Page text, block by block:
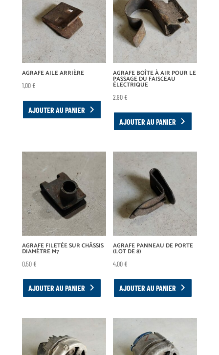
AGRAFE AILE ARRIÈRE
1,00€
AJOUTER AU PANIER
AGRAFE BOÎTE À AIR POUR LE
PASSAGE DU FAISCEAU
ÉLECTRIQUE
2,90€
AJOUTER AU PANIER
AGRAFE FILETÉE SUR CHÂSSIS
DIAMÈTRE M7
0,50€
AJOUTER AU PANIER
AGRAFE PANNEAU DE PORTE
(LOT DE 8)
4,00€
AJOUTER AU PANIER